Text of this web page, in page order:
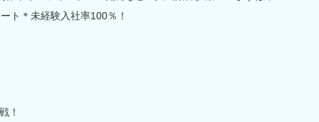
ト＊未経験入社率100％！
！